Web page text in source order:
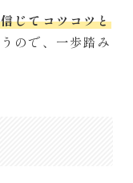
じてコツコツと
ので、一歩踏み